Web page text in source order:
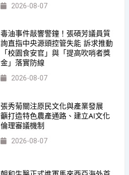
2026-08-07
毒油事件敲響警鐘！張碩芳議員質
詢直指中央源頭控管失能 訴求推動
「校園食安官」與「提高吹哨者獎
金」落實防線
2026-08-07
張秀菊關注原民文化與產業發展
籲打造特色農產通路、建立AI文化
倫理審議機制
2026-08-07